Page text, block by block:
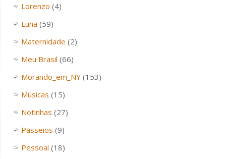
Lorenzo (4)
Luna (59)
Maternidade (2)
Meu Brasil (66)
Morando_em_NY(153)
Músicas (15)
Notinhas (27)
Passeios (9)
Pessoal (18)